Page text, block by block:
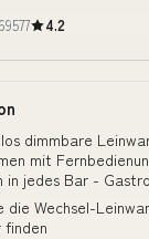
4.2
dimmbare
mit
in jedes Bar -
die Wechsel-
finden